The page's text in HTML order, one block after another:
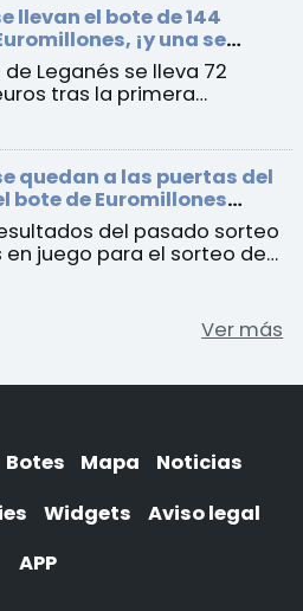
llevan el bote de 144
¡y una se
Leganés se lleva 72
tras la primera
quedan a las puertas del
bote de Euromillones
millones de euros
del pasado sorteo
en juego para el sorteo del
Ver más
Botes Mapa
Noticias
Widgets
Aviso legal
APP